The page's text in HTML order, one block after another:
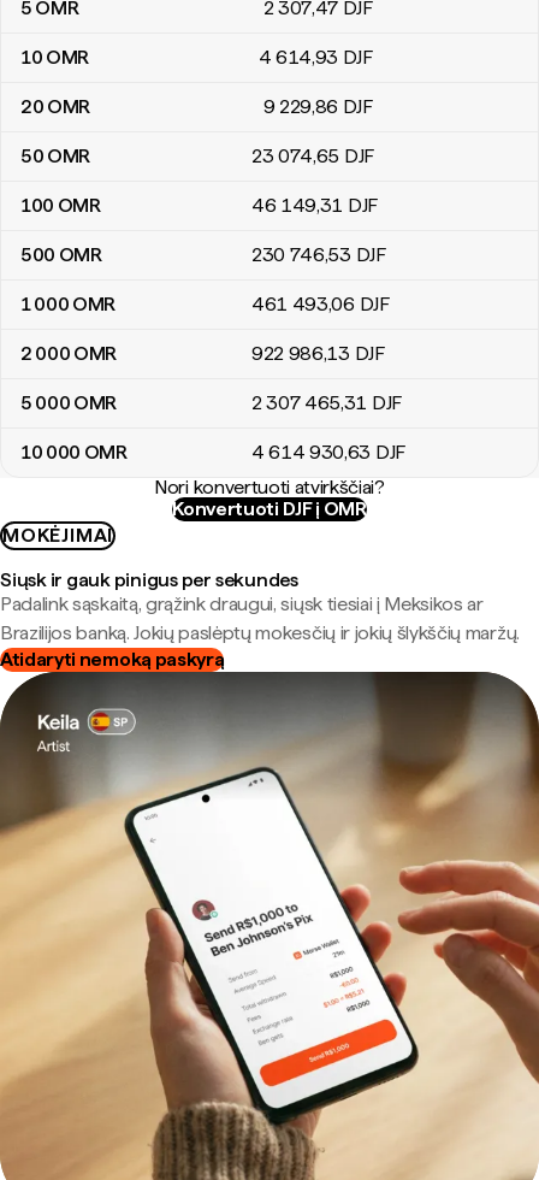
5 OMR 2 307,47 DJF
10 OMR 4 614,93 DJF
20 OMR 9 229,86 DJF
50 OMR 23 074,65 DJF
100 OMR 46 149,31 DJF
500 OMR 230 746,53 DJF
1 000 OMR 461 493,06 DJF
2 000 OMR 922 986,13 DJF
5 000 OMR 2 307 465,31 DJF
10 000 OMR 4 614 930,63 DJF
Nori konvertuoti atvirkščiai?
Konvertuoti DJF į OMR
MOKĖJIMAI
Siųsk ir gauk pinigus per sekundes
Padalink sąskaitą, grąžink draugui, siųsk tiesiai į Meksikos ar
Brazilijos banką. Jokių paslėptų mokesčių ir jokių šlykščių maržų.
Atidaryti nemoką paskyrą